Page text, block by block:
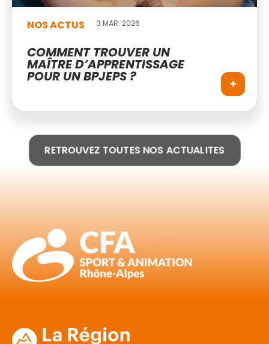
NOS ACTUS 3 MAR. 2026
COMMENT TROUVER UN
MAÎTRE D’APPRENTISSAGE
POUR UN BPJEPS ? +
RETROUVEZ TOUTES NOS ACTUALITES